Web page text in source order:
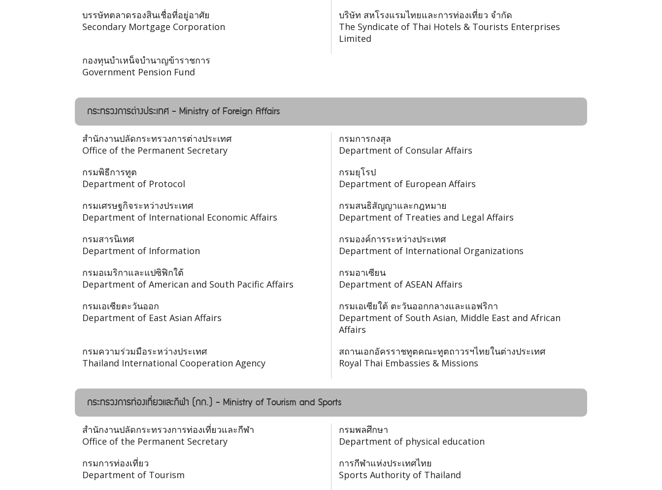
บรรษัทตลาดรองสินเชื่อที่อยู่อาศัย
Secondary Mortgage Corporation
บริษัท สหโรงแรมไทยและการท่องเที่ยว จำกัด
The Syndicate of Thai Hotels & Tourists Enterprises
Limited
กองทุนบําเหน็จบํานาญข้าราชการ
Government Pension Fund
กระทรวงการต่างประเทศ - Ministry of Foreign Affairs
สำนักงานปลัดกระทรวงการต่างประเทศ
Office of the Permanent Secretary
กรมการกงสุล
Department of Consular Affairs
กรมพิธีการทูต
Department of Protocol
กรมยุโรป
Department of European Affairs
กรมเศรษฐกิจระหว่างประเทศ
Department of International Economic Affairs
กรมสนธิสัญญาและกฎหมาย
Department of Treaties and Legal Affairs
กรมสารนิเทศ
Department of Information
กรมองค์การระหว่างประเทศ
Department of International Organizations
กรมอเมริกาและแปซิฟิกใต้
Department of American and South Pacific Affairs
กรมอาเซียน
Department of ASEAN Affairs
กรมเอเซียตะวันออก
Department of East Asian Affairs
กรมเอเซียใต้ ตะวันออกกลางและแอฟริกา
Department of South Asian, Middle East and African
Affairs
กรมความร่วมมือระหว่างประเทศ
Thailand International Cooperation Agency
สถานเอกอัครราชทูตคณะทูตถาวรฯไทยในต่างประเทศ
Royal Thai Embassies & Missions
กระทรวงการท่องเที่ยวและกีฬา (กก.) - Ministry of Tourism and Sports
สำนักงานปลัดกระทรวงการท่องเที่ยวและกีฬา
Office of the Permanent Secretary
กรมพลศึกษา
Department of physical education
กรมการท่องเที่ยว
Department of Tourism
การกีฬาแห่งประเทศไทย
Sports Authority of Thailand